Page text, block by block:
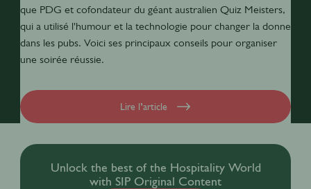
que PDG et cofondateur du géant australien Quiz Meisters,
qui a utilisé l'humour et la technologie pour changer la donne
dans les pubs. Voici ses principaux conseils pour organiser
une soirée réussie.
Lire l’article
Unlock the best of the Hospitality World
with SIP Original Content